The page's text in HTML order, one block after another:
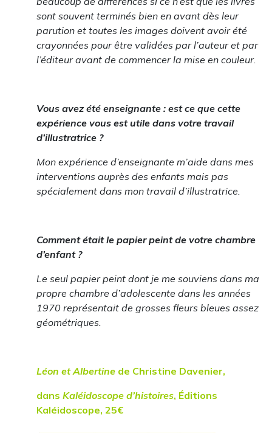
sont souvent terminés bien en avant dès leur
parution et toutes les images doivent avoir été
crayonnées pour être validées par l’auteur et par
l’éditeur avant de commencer la mise en couleur.
Vous avez été enseignante : est ce que cette
expérience vous est utile dans votre travail
d’illustratrice ?
Mon expérience d’enseignante m’aide dans mes
interventions auprès des enfants mais pas
spécialement dans mon travail d’illustratrice.
Comment était le papier peint de votre chambre
d’enfant ?
Le seul papier peint dont je me souviens dans ma
propre chambre d’adolescente dans les années
1970 représentait de grosses fleurs bleues assez
géométriques.
Léon et Albertine de Christine Davenier,
dans Kaléidoscope d’histoires, Éditions
Kaléidoscope, 25€